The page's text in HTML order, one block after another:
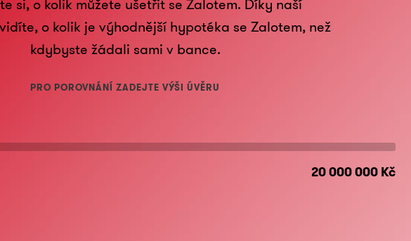
si, o kolik můžete ušetřit se Zalotem. Díky naší
o kolik je výhodnější hypotéka se Zalotem, než
kdybyste žádali sami v bance.
PRO POROVNÁNÍ ZADEJTE VÝŠI ÚVĚRU
20 000 000 Kč